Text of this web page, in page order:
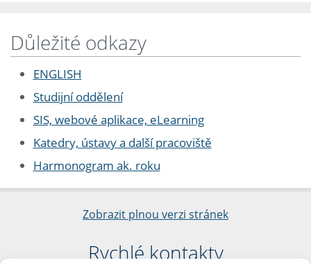
Důležité odkazy
ENGLISH
Studijní oddělení
SIS, webové aplikace, eLearning
Katedry, ústavy a další pracoviště
Harmonogram ak. roku
Zobrazit plnou verzi stránek
Rychlé kontakty